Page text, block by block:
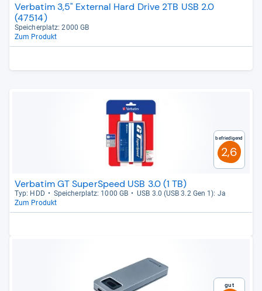
Verbatim 3,5" External Hard Drive 2TB USB 2.0
(47514)
Spei­cher­platz: 2000 GB
Zum Produkt
Befriedigend
2,6
Verbatim GT SuperSpeed USB 3.0 (1 TB)
Typ: HDD Spei­cher­platz: 1000 GB
USB 3.0 (USB 3.2 Gen 1): Ja
Zum Produkt
Gut